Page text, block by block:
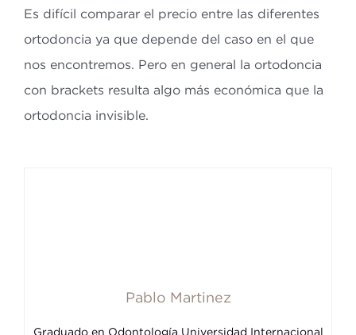
Es difícil comparar el precio entre las diferentes
ortodoncia ya que depende del caso en el que
nos encontremos. Pero en general la ortodoncia
con brackets resulta algo más económica que la
ortodoncia invisible.
Pablo Martinez
Graduado en Odontología Universidad Internacional